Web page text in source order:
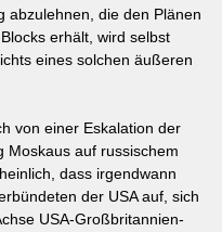
abzulehnen, die den Plänen
erhält, wird selbst
eines solchen äußeren
von einer Eskalation der
Moskaus auf russischem
dass irgendwann
der USA auf, sich
USA-Großbritannien-